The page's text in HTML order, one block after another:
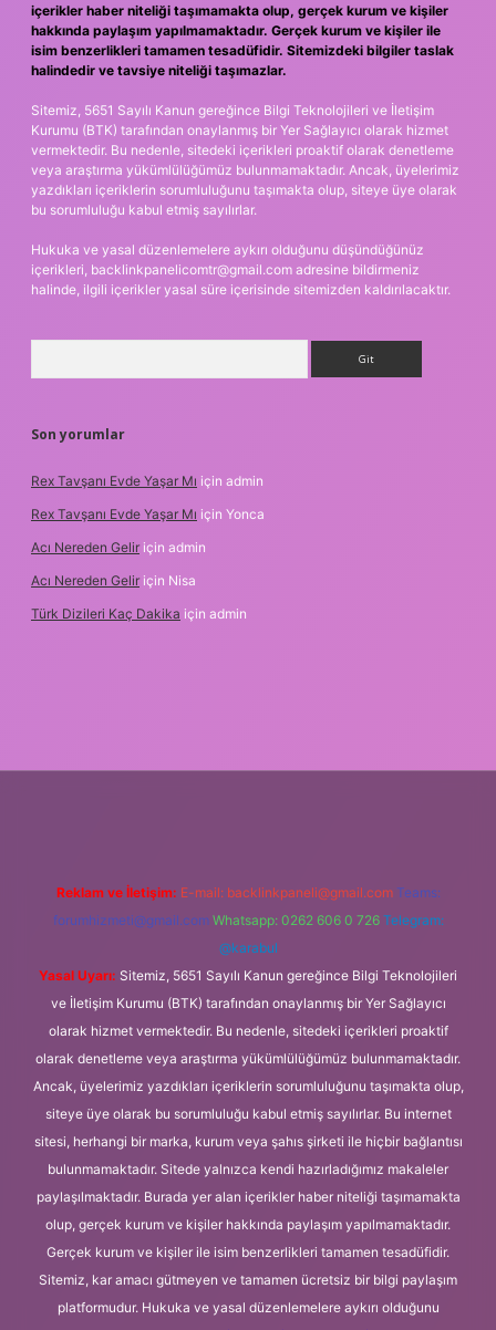
içerikler haber niteliği taşımamakta olup, gerçek kurum ve kişiler
hakkında paylaşım yapılmamaktadır. Gerçek kurum ve kişiler ile
isim benzerlikleri tamamen tesadüfidir. Sitemizdeki bilgiler taslak
halindedir ve tavsiye niteliği taşımazlar.
Sitemiz, 5651 Sayılı Kanun gereğince Bilgi Teknolojileri ve İletişim
Kurumu (BTK) tarafından onaylanmış bir Yer Sağlayıcı olarak hizmet
vermektedir. Bu nedenle, sitedeki içerikleri proaktif olarak denetleme
veya araştırma yükümlülüğümüz bulunmamaktadır. Ancak, üyelerimiz
yazdıkları içeriklerin sorumluluğunu taşımakta olup, siteye üye olarak
bu sorumluluğu kabul etmiş sayılırlar.
Hukuka ve yasal düzenlemelere aykırı olduğunu düşündüğünüz
içerikleri, backlinkpanelicomtr@gmail.com adresine bildirmeniz
halinde, ilgili içerikler yasal süre içerisinde sitemizden kaldırılacaktır.
Son yorumlar
Rex Tavşanı Evde Yaşar Mı için admin
Rex Tavşanı Evde Yaşar Mı için Yonca
Acı Nereden Gelir için admin
Acı Nereden Gelir için Nisa
Türk Dizileri Kaç Dakika için admin
Reklam ve İletişim: E-mail: backlinkpaneli@gmail.com Teams:
forumhizmeti@gmail.com Whatsapp: 0262 606 0 726 Telegram:
@karabul
Yasal Uyarı: Sitemiz, 5651 Sayılı Kanun gereğince Bilgi Teknolojileri
ve İletişim Kurumu (BTK) tarafından onaylanmış bir Yer Sağlayıcı
olarak hizmet vermektedir. Bu nedenle, sitedeki içerikleri proaktif
olarak denetleme veya araştırma yükümlülüğümüz bulunmamaktadır.
Ancak, üyelerimiz yazdıkları içeriklerin sorumluluğunu taşımakta olup,
siteye üye olarak bu sorumluluğu kabul etmiş sayılırlar. Bu internet
sitesi, herhangi bir marka, kurum veya şahıs şirketi ile hiçbir bağlantısı
bulunmamaktadır. Sitede yalnızca kendi hazırladığımız makaleler
paylaşılmaktadır. Burada yer alan içerikler haber niteliği taşımamakta
olup, gerçek kurum ve kişiler hakkında paylaşım yapılmamaktadır.
Gerçek kurum ve kişiler ile isim benzerlikleri tamamen tesadüfidir.
Sitemiz, kar amacı gütmeyen ve tamamen ücretsiz bir bilgi paylaşım
platformudur. Hukuka ve yasal düzenlemelere aykırı olduğunu